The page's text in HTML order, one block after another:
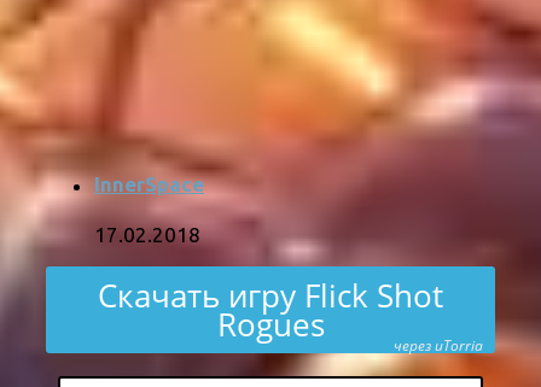
InnerSpace
17.02.2018
Скачать игру Flick Shot
Rogues через uTorria